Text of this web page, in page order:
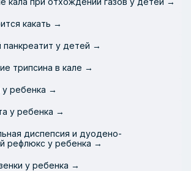
какать →
панкреатит у детей →
трипсина в кале →
ребенка →
у ребенка →
диспепсия и дуодено-
рефлюкс у ребенка →
у ребенка →